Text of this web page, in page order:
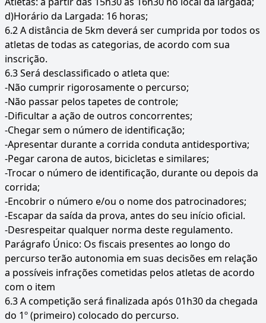
d)Horário da Largada: 16 horas;
6.2 A distância de 5km deverá ser cumprida por todos os
atletas de todas as categorias, de acordo com sua
inscrição.
6.3 Será desclassificado o atleta que:
-Não cumprir rigorosamente o percurso;
-Não passar pelos tapetes de controle;
-Dificultar a ação de outros concorrentes;
-Chegar sem o número de identificação;
-Apresentar durante a corrida conduta antidesportiva;
-Pegar carona de autos, bicicletas e similares;
-Trocar o número de identificação, durante ou depois da
corrida;
-Encobrir o número e/ou o nome dos patrocinadores;
-Escapar da saída da prova, antes do seu início oficial.
-Desrespeitar qualquer norma deste regulamento.
Parágrafo Único: Os fiscais presentes ao longo do
percurso terão autonomia em suas decisões em relação
a possíveis infrações cometidas pelos atletas de acordo
com o item
6.3 A competição será finalizada após 01h30 da chegada
do 1º (primeiro) colocado do percurso.